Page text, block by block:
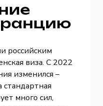
российским
виза. С 2022
изменился –
много сил,